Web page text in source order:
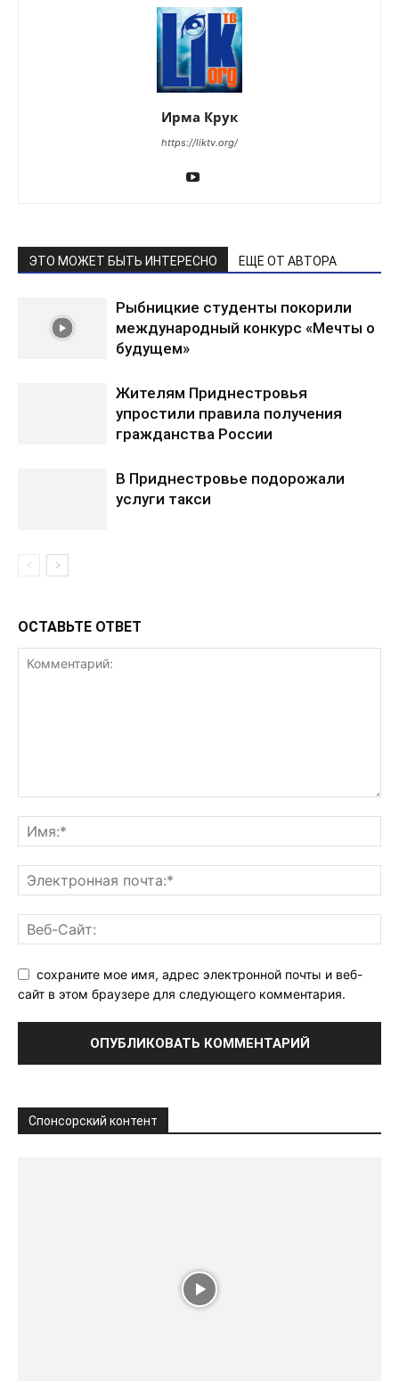
Ирма Крук
https://liktv.org/
ЭТО МОЖЕТ БЫТЬ ИНТЕРЕСНО ЕЩЕ ОТ АВТОРА
Рыбницкие студенты покорили
международный конкурс «Мечты о
будущем»
Жителям Приднестровья
упростили правила получения
гражданства России
В Приднестровье подорожали
услуги такси
ОСТАВЬТЕ ОТВЕТ
сохраните мое имя, адрес электронной почты и веб-
сайт в этом браузере для следующего комментария.
Спонсорский контент